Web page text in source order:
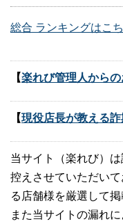
総合 ランキングはこ
【楽れび管理人から
【現役店長が教える
当サイト（楽れび）
控えさせていただい
る店舗様を厳選して
また当サイトの漏れ